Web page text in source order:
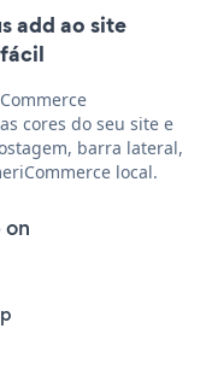
add ao site
cores do seu site e
barra lateral,
local.